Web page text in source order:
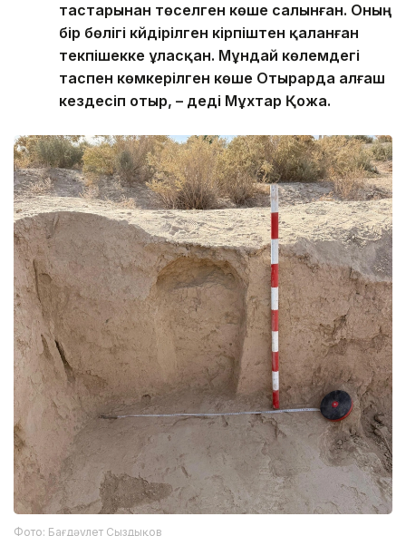
тастарынан төселген көше салынған. Оның
бір бөлігі күйдірілген кірпіштен қаланған
текпішекке ұласқан. Мұндай көлемдегі
таспен көмкерілген көше Отырарда алғаш
кездесіп отыр, – деді Мұхтар Қожа.
Фото: Бағдәулет Сыздықов